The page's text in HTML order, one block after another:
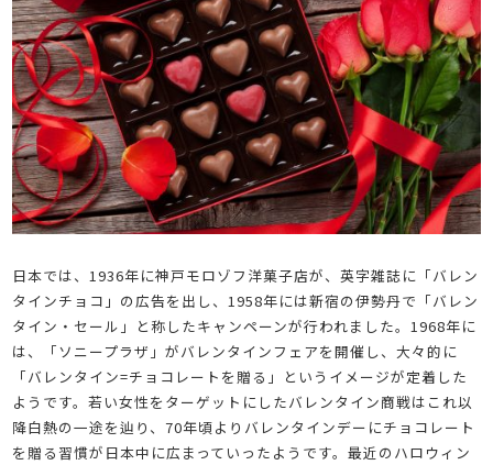
日本では、1936年に神戸モロゾフ洋菓子店が、英字雑誌に「バレン
タインチョコ」の広告を出し、1958年には新宿の伊勢丹で「バレン
タイン・セール」と称したキャンペーンが行われました。1968年に
は、「ソニープラザ」がバレンタインフェアを開催し、大々的に
「バレンタイン=チョコレートを贈る」というイメージが定着した
ようです。若い女性をターゲットにしたバレンタイン商戦はこれ以
降白熱の一途を辿り、70年頃よりバレンタインデーにチョコレート
を贈る習慣が日本中に広まっていったようです。最近のハロウィン